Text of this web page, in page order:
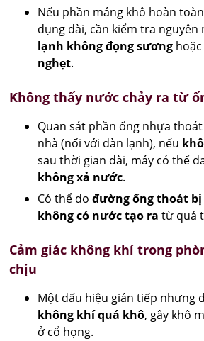
Nếu phần máng khô hoàn
dụng dài, cần kiểm tra nguyên
lạnh không đọng sương
nghẹt.
Không thấy nước chảy ra từ
Quan sát phần ống nhựa
nhà (nối với dàn lạnh), nếu
sau thời gian dài, máy có thể
không xả nước.
Có thể dođường ống thoát
không có nước tạo ra từ quá
Cảm giác không khí trong
chịu
Một dấu hiệu gián tiếp nhưng
không khí quá khô, gây khô
ở cổ họng.